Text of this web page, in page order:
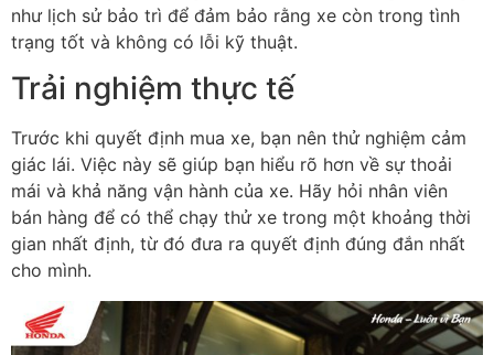
như lịch sử bảo trì để đảm bảo rằng xe còn trong tình
trạng tốt và không có lỗi kỹ thuật.
Trải nghiệm thực tế
Trước khi quyết định mua xe, bạn nên thử nghiệm cảm
giác lái. Việc này sẽ giúp bạn hiểu rõ hơn về sự thoải
mái và khả năng vận hành của xe. Hãy hỏi nhân viên
bán hàng để có thể chạy thử xe trong một khoảng thời
gian nhất định, từ đó đưa ra quyết định đúng đắn nhất
cho mình.